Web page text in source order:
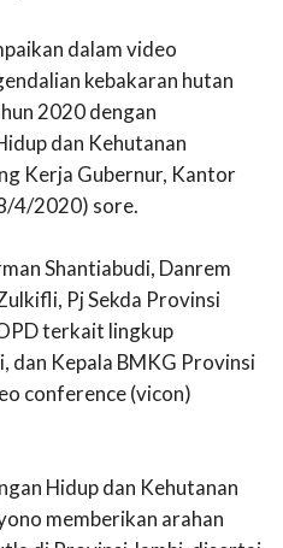
dalam video
kebakaran hutan
2020 dengan
dan Kehutanan
Kerja Gubernur, Kantor
4/2020) sore.
Shantiabudi, Danrem
Pj Sekda Provinsi
terkait lingkup
dan Kepala BMKG Provinsi
conference (vicon)
Hidup dan Kehutanan
memberikan arahan